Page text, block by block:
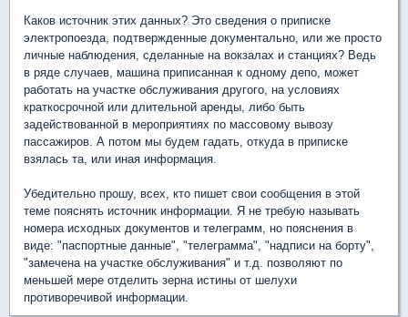
Каков источник этих данных? Это сведения о приписке
электропоезда, подтвержденные документально, или же просто
личные наблюдения, сделанные на вокзалах и станциях? Ведь
в ряде случаев, машина приписанная к одному депо, может
работать на участке обслуживания другого, на условиях
краткосрочной или длительной аренды, либо быть
задействованной в мероприятиях по массовому вывозу
пассажиров. А потом мы будем гадать, откуда в приписке
взялась та, или иная информация.
Убедительно прошу, всех, кто пишет свои сообщения в этой
теме пояснять источник информации. Я не требую называть
номера исходных документов и телеграмм, но пояснения в
виде: "паспортные данные", "телеграмма", "надписи на борту",
"замечена на участке обслуживания" и т.д. позволяют по
меньшей мере отделить зерна истины от шелухи
противоречивой информации.